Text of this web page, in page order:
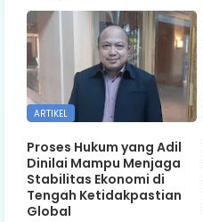
ARTIKEL
Proses Hukum yang Adil
Dinilai Mampu Menjaga
Stabilitas Ekonomi di
Tengah Ketidakpastian
Global